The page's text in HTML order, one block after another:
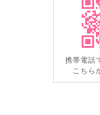
携帯電話
こちら